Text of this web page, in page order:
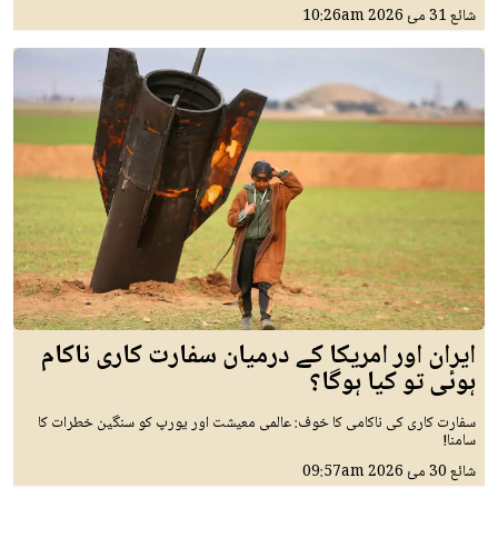
شائع31 مئ 2026 10:26am
ایران اور امریکا کے درمیان سفارت کاری ناکام
ہوئی تو کیا ہوگا؟
سفارت کاری کی ناکامی کا خوف: عالمی معیشت اور یورپ کو سنگین خطرات کا
سامنا!
شائع30 مئ 2026 09:57am